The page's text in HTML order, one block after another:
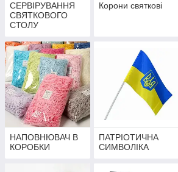
СЕРВІРУВАННЯ
СВЯТКОВОГО
СТОЛУ
Корони святкові
НАПОВНЮВАЧ В
КОРОБКИ
ПАТРІОТИЧНА
СИМВОЛІКА